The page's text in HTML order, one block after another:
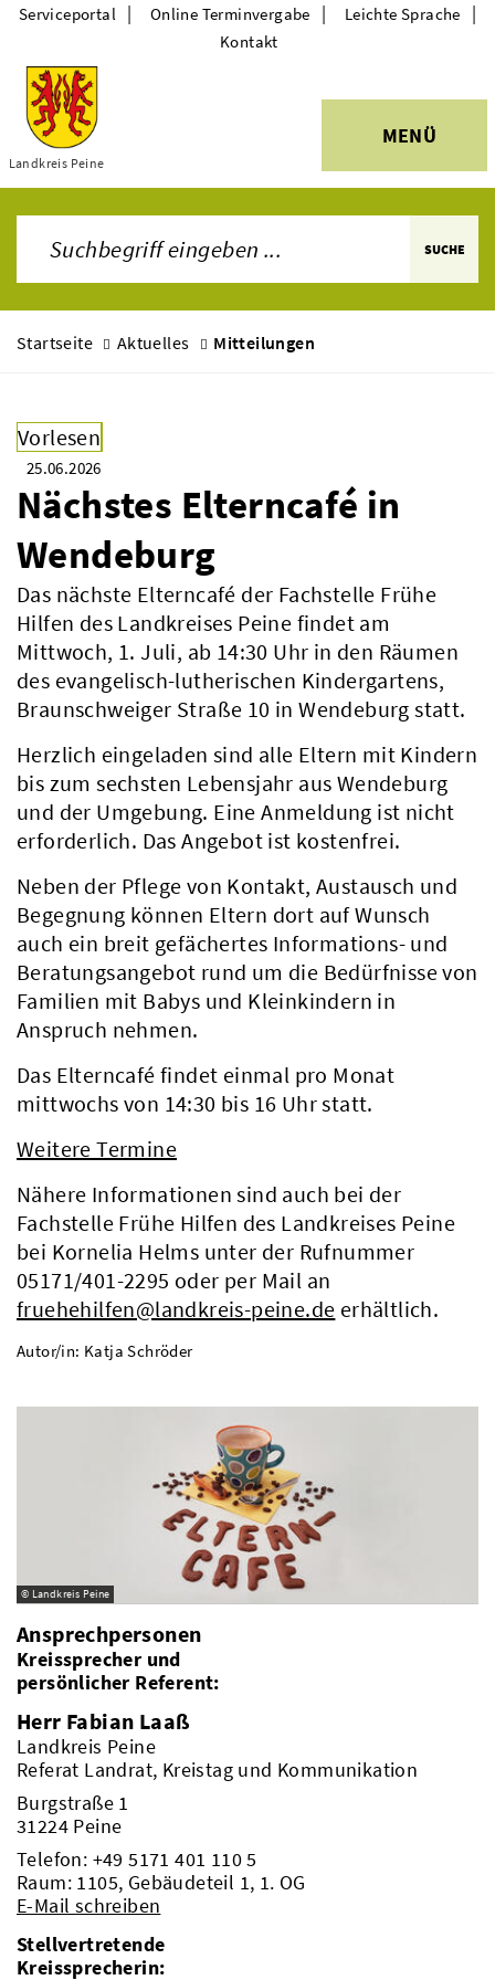
Themen
Landkreis Peine
MENÜ
Serviceportal | Online Terminvergabe | Leichte Sprache |
Kontakt
SUCHE
Startseite Aktuelles Mitteilungen
Vorlesen
25.06.2026
Nächstes Elterncafé in
Wendeburg
Das nächste Elterncafé der Fachstelle Frühe
Hilfen des Landkreises Peine findet am
Mittwoch, 1. Juli, ab 14:30 Uhr in den Räumen
des evangelisch-lutherischen Kindergartens,
Braunschweiger Straße 10 in Wendeburg statt.
Herzlich eingeladen sind alle Eltern mit Kindern
bis zum sechsten Lebensjahr aus Wendeburg
und der Umgebung. Eine Anmeldung ist nicht
erforderlich. Das Angebot ist kostenfrei.
Neben der Pflege von Kontakt, Austausch und
Begegnung können Eltern dort auf Wunsch
auch ein breit gefächertes Informations- und
Beratungsangebot rund um die Bedürfnisse von
Familien mit Babys und Kleinkindern in
Anspruch nehmen.
Das Elterncafé findet einmal pro Monat
mittwochs von 14:30 bis 16 Uhr statt.
Weitere Termine
Nähere Informationen sind auch bei der
Fachstelle Frühe Hilfen des Landkreises Peine
bei Kornelia Helms unter der Rufnummer
05171/401-2295 oder per Mail an
fruehehilfen@landkreis-peine.de erhältlich.
Autor/in: Katja Schröder
© Landkreis Peine
Ansprechpersonen
Kreissprecher und
persönlicher Referent:
Herr Fabian Laaß
Landkreis Peine
Referat Landrat, Kreistag und Kommunikation
Burgstraße 1
31224 Peine
Telefon: +49 5171 401 110 5
Raum: 1105, Gebäudeteil 1, 1. OG
E-Mail schreiben
Stellvertretende
Kreissprecherin: